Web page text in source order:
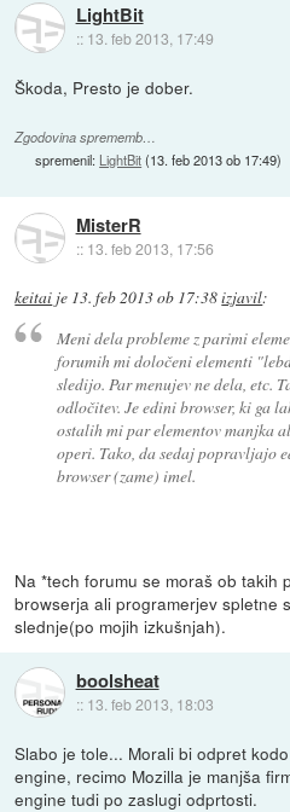
LightBit
:: 13. feb 2013, 17:49
Škoda, Presto je dober.
Zgodovina sprememb…
spremenil: LightBit(13. feb 2013 ob 17:49)
MisterR
:: 13. feb 2013, 17:56
keitai je 13. feb 2013 ob 17:38izjavil:
Meni dela probleme z parimi
forumih mi določeni elementi
sledijo. Par menujev ne dela, etc.
odločitev. Je edini browser, ki ga
ostalih mi par elementov manjka
operi. Tako, da sedaj popravljajo
browser (zame) imel.
Na *tech forumu se moraš ob takih
browserja ali programerjev spletne
slednje(po mojih izkušnjah).
boolsheat
:: 13. feb 2013, 18:03
Slabo je tole... Morali bi odpret
engine, recimo Mozilla je manjša
engine tudi po zaslugi odprtosti.